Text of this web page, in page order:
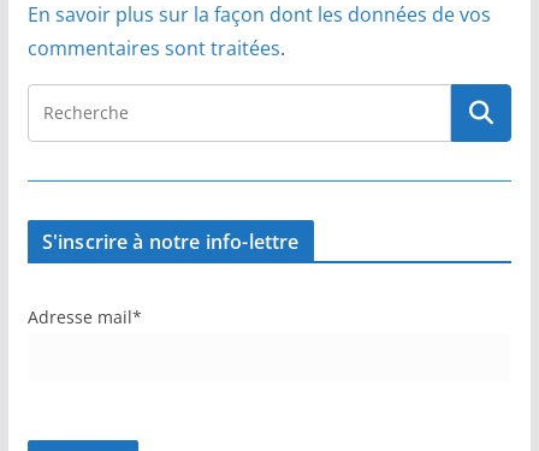
En savoir plus sur la façon dont les données de vos
commentaires sont traitées.
S'inscrire à notre info-lettre
Adresse mail*